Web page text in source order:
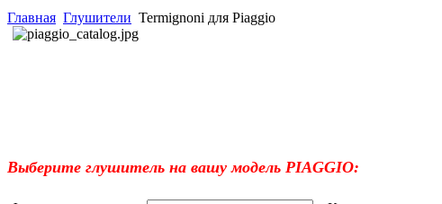
Главная Глушители Termignoni для Piaggio
Выберите глушитель на вашу модель PIAGGIO: